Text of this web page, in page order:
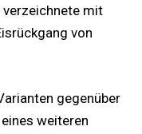
mit
von
gegenüber
weiteren